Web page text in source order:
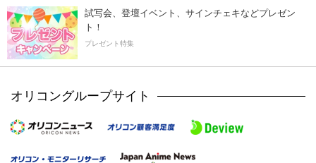
試写会、登壇イベント、サインチェキなどプレゼン
ト！
プレゼント特集
オリコングループサイト